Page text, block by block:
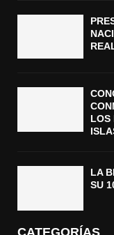
LOS
LA
SU
CATEGORÍAS